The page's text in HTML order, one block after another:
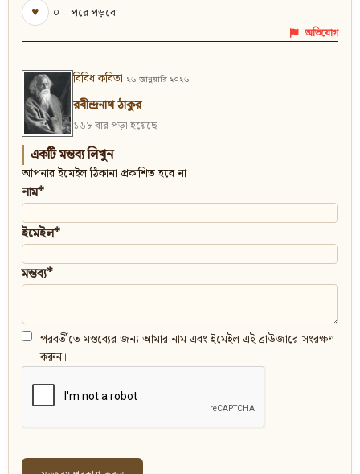
♥
০ পরে পড়বো
অভিযোগ
বিবিধ কবিতা ২৬ জানুয়ারি ২০২৬
রবীন্দ্রনাথ ঠাকুর
১৬৮ বার পড়া হয়েছে
একটি মন্তব্য লিখুন
আপনার ইমেইল ঠিকানা প্রকাশিত হবে না।
নাম*
ইমেইল*
মন্তব্য*
পরবর্তীতে মন্তব্যের জন্য আমার নাম এবং ইমেইল এই ব্রাউজারে সংরক্ষণ
করুন।